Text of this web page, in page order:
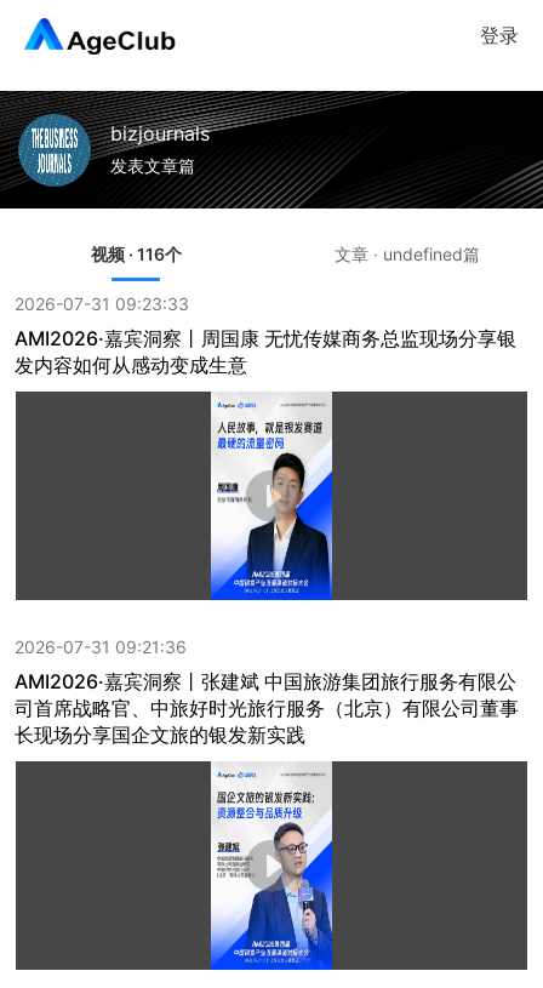
登录
bizjournals
发表文章篇
视频 · 116个 文章 · undefined篇
2026-07-31 09:23:33
AMI2026·嘉宾洞察丨周国康 无忧传媒商务总监现场分享银
发内容如何从感动变成生意
2026-07-31 09:21:36
AMI2026·嘉宾洞察丨张建斌 中国旅游集团旅行服务有限公
司首席战略官、中旅好时光旅行服务（北京）有限公司董事
长现场分享国企文旅的银发新实践